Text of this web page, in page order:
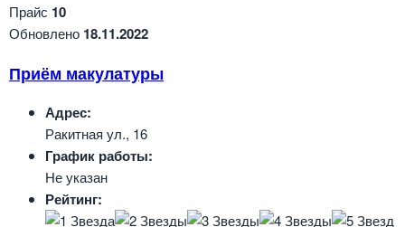
Прайс 10
Обновлено 18.11.2022
Приём макулатуры
Адрес:
Ракитная ул., 16
График работы:
Не указан
Рейтинг: